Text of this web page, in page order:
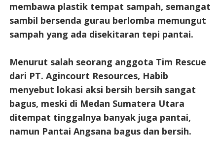
membawa plastik tempat sampah, semangat
sambil bersenda gurau berlomba memungut
sampah yang ada disekitaran tepi pantai.
Menurut salah seorang anggota Tim Rescue
dari PT. Agincourt Resources, Habib
menyebut lokasi aksi bersih bersih sangat
bagus, meski di Medan Sumatera Utara
ditempat tinggalnya banyak juga pantai,
namun Pantai Angsana bagus dan bersih.